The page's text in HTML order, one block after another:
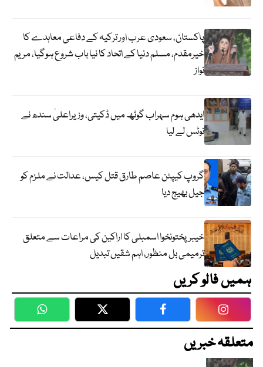
پاکستان، سعودی عرب اور ترکیہ کے دفاعی معاہدے کا
خیرمقدم، مسلم دنیا کے اتحاد کا نیا باب شروع ہوگیا، مریم
نواز
ایدھی ہوم سہراب گوٹھ میں ڈکیتی، وزیراعلیٰ سندھ نے
نوٹس لے لیا
گروپ کیپٹن عاصم طارق قتل کیس، عدالت نے ملزم کو
جیل بھیج دیا
خیبرپختونخوا اسمبلی کا اراکین کی مراعات سے متعلق
ترمیمی بل منظور، اہم شقیں تبدیل
ہمیں فالو کریں
WhatsApp Twitter Facebook
متعلقہ خبریں